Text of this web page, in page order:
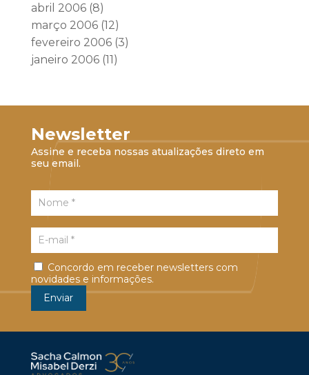
abril 2006(8)
março 2006(12)
fevereiro 2006(3)
janeiro 2006(11)
Newsletter
Assine e receba nossas atualizações direto em
seu email.
Concordo em receber newsletters com
novidades e informações.